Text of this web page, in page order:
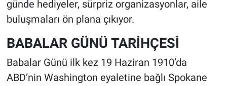
günde hediyeler, sürpriz organizasyonlar, aile
buluşmaları ön plana çıkıyor.
BABALAR GÜNÜ TARİHÇESİ
Babalar Günü ilk kez 19 Haziran 1910’da
ABD’nin Washington eyaletine bağlı Spokane